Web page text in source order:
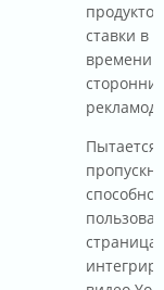
ставки в
времени
сторонних
Пытается